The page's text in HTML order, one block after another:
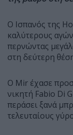
Ο Ισπανός της
καλύτερους
περνώντας
στη δεύτερη
Ο Mir έχασε
νικητή Fabio Di
περάσει ξανά
τελευταίους